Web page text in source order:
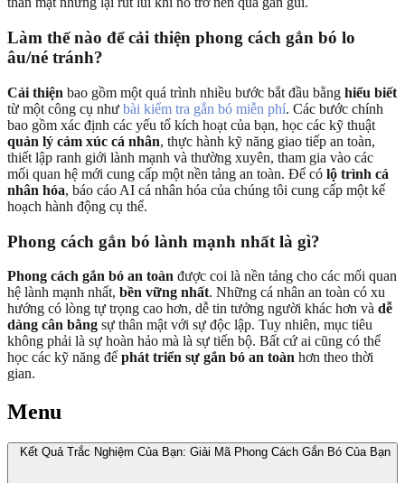
Làm thế nào để cải thiện phong cách gắn bó lo
âu/né tránh?
Cải thiện bao gồm một quá trình nhiều bước bắt đầu bằng hiểu biết
từ một công cụ như bài kiểm tra gắn bó miễn phí. Các bước chính
bao gồm xác định các yếu tố kích hoạt của bạn, học các kỹ thuật
quản lý cảm xúc cá nhân, thực hành kỹ năng giao tiếp an toàn,
thiết lập ranh giới lành mạnh và thường xuyên, tham gia vào các
mối quan hệ mới cung cấp một nền tảng an toàn. Để có lộ trình cá
nhân hóa, báo cáo AI cá nhân hóa của chúng tôi cung cấp một kế
hoạch hành động cụ thể.
Phong cách gắn bó lành mạnh nhất là gì?
Phong cách gắn bó an toàn được coi là nền tảng cho các mối quan
hệ lành mạnh nhất, bền vững nhất. Những cá nhân an toàn có xu
hướng có lòng tự trọng cao hơn, dễ tin tưởng người khác hơn và dễ
dàng cân bằng sự thân mật với sự độc lập. Tuy nhiên, mục tiêu
không phải là sự hoàn hảo mà là sự tiến bộ. Bất cứ ai cũng có thể
học các kỹ năng để phát triển sự gắn bó an toàn hơn theo thời
gian.
Menu
Kết Quả Trắc Nghiệm Của Bạn: Giải Mã Phong Cách Gắn Bó Của Bạn